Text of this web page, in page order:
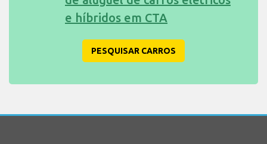
e híbridos em CTA
PESQUISAR CARROS